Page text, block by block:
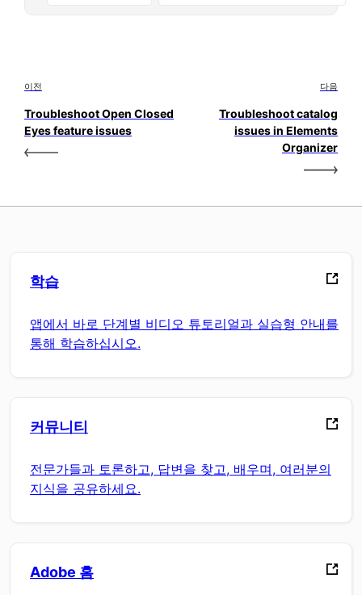
이전
Troubleshoot Open Closed
Eyes feature issues
다음
Troubleshoot catalog
issues in Elements
Organizer
학습
앱에서 바로 단계별 비디오 튜토리얼과 실습형 안내를
통해 학습하십시오.
커뮤니티
전문가들과 토론하고, 답변을 찾고, 배우며, 여러분의
지식을 공유하세요.
Adobe 홈